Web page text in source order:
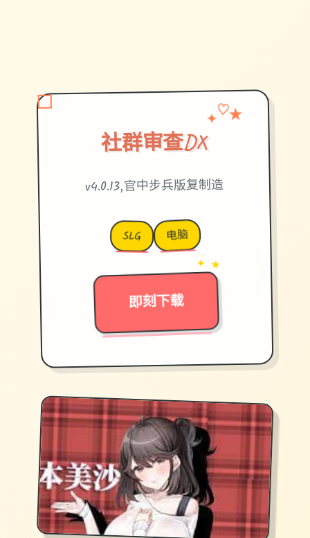
社群审查DX
✦♡★
v4.0.13,官中步兵版复制造
SLG 电脑
即刻下载
→
✦ ★